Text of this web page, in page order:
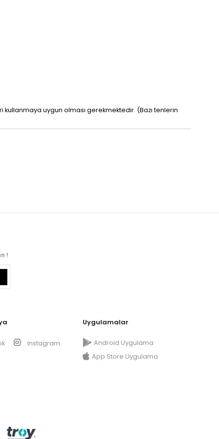
uygun olması gerekmektedir. (Bazı tenlerin
!
Instagram
Uygulamalar
Android Uygulama
App Store Uygulama